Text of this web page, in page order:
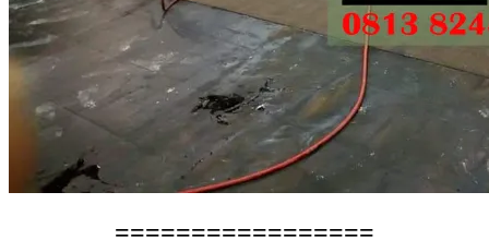
=================